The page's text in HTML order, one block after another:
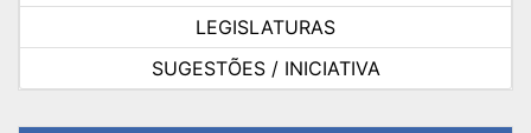
LEGISLATURAS
SUGESTÕES / INICIATIVA